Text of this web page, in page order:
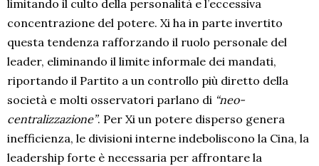
limitando il culto della personalità e l’eccessiva
concentrazione del potere. Xi ha in parte invertito
questa tendenza rafforzando il ruolo personale del
leader, eliminando il limite informale dei mandati,
riportando il Partito a un controllo più diretto della
società e molti osservatori parlano di “neo-
centralizzazione”. Per Xi un potere disperso genera
inefficienza, le divisioni interne indeboliscono la Cina, la
leadership forte è necessaria per affrontare la